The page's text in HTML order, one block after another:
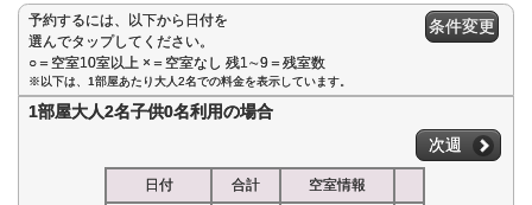
予約するには、以下から日付を
選んでタップしてください。
○＝空室10室以上 ×＝空室なし 残1∼9＝残室数
条件変更
※以下は、1部屋あたり大人2名での料金を表示しています。
1部屋大人2名子供0名利用の場合
次週
日付 合計 空室情報